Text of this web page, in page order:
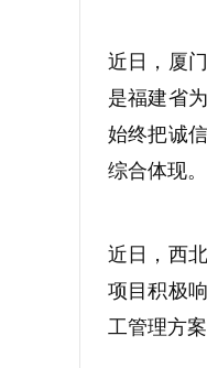
近日，厦
是福建省
始终把诚
综合体现
近日，西
项目积极
工管理方